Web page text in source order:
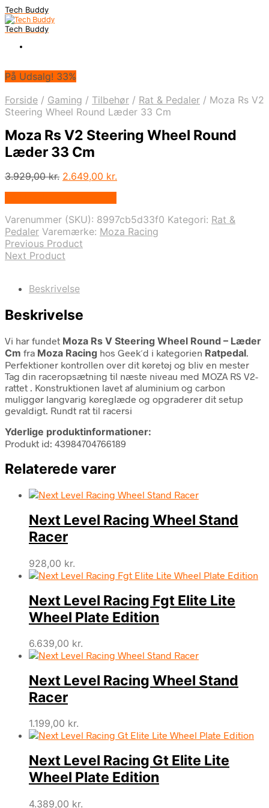
Tech Buddy
Tech Buddy
På Udsalg! 33%
Forside / Gaming / Tilbehør / Rat & Pedaler / Moza Rs V2
Steering Wheel Round Læder 33 Cm
Moza Rs V2 Steering Wheel Round
Læder 33 Cm
3.929,00kr. Den
3.929,00 kr..
2.649,00 kr.
2.649,00 kr..
Varenummer (SKU): 8997cb5d33f0 Kategori: Rat &
Pedaler Varemærke: Moza Racing
Previous Product
Next Product
Beskrivelse
Beskrivelse
Vi har fundet Moza Rs V Steering Wheel Round – Læder
Cm fra Moza Racing hos Geek´d i kategorien Ratpedal.
Perfektioner kontrollen over dit køretøj og bliv en mester
Tag din raceropsætning til næste niveau med MOZA RS V2-
rattet . Konstruktionen lavet af aluminium og carbon
muliggør langvarig køreglæde og opgraderer dit setup
gevaldigt. Rundt rat til racersi
Yderlige produktinformationer:
Produkt id: 43984704766189
Relaterede varer
Next Level Racing Wheel Stand
Racer
928,00 kr.
Next Level Racing Fgt Elite Lite
Wheel Plate Edition
6.639,00 kr.
Next Level Racing Wheel Stand
Racer
1.199,00 kr.
Next Level Racing Gt Elite Lite
Wheel Plate Edition
4.389,00 kr.